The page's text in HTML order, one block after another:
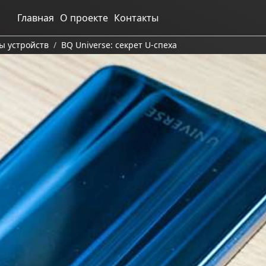
Главная О проекте Контакты
устройств BQ Universe: секрет U-спеха